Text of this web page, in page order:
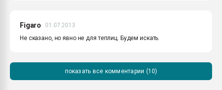
Figaro
01.07.2013
Не сказано, но явно не для теплиц. Будем искать.
показать все комментарии (10)